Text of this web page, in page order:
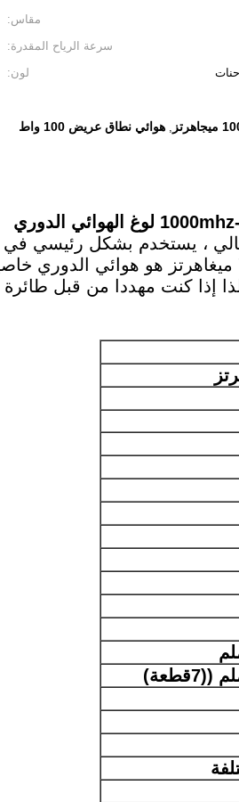
مقاس:
سرعة الرياح المقدرة:
لون:
, هوائي نطاق عريض 100 واط